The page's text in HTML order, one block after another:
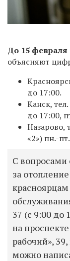
До 15 февраля
объясняют
до 17:00.
Канск, тел.
до 17:00,
Назарово,
«2») пн.-
С вопросами
за
37 (с 9:00 до
на
рабочий»,
можно